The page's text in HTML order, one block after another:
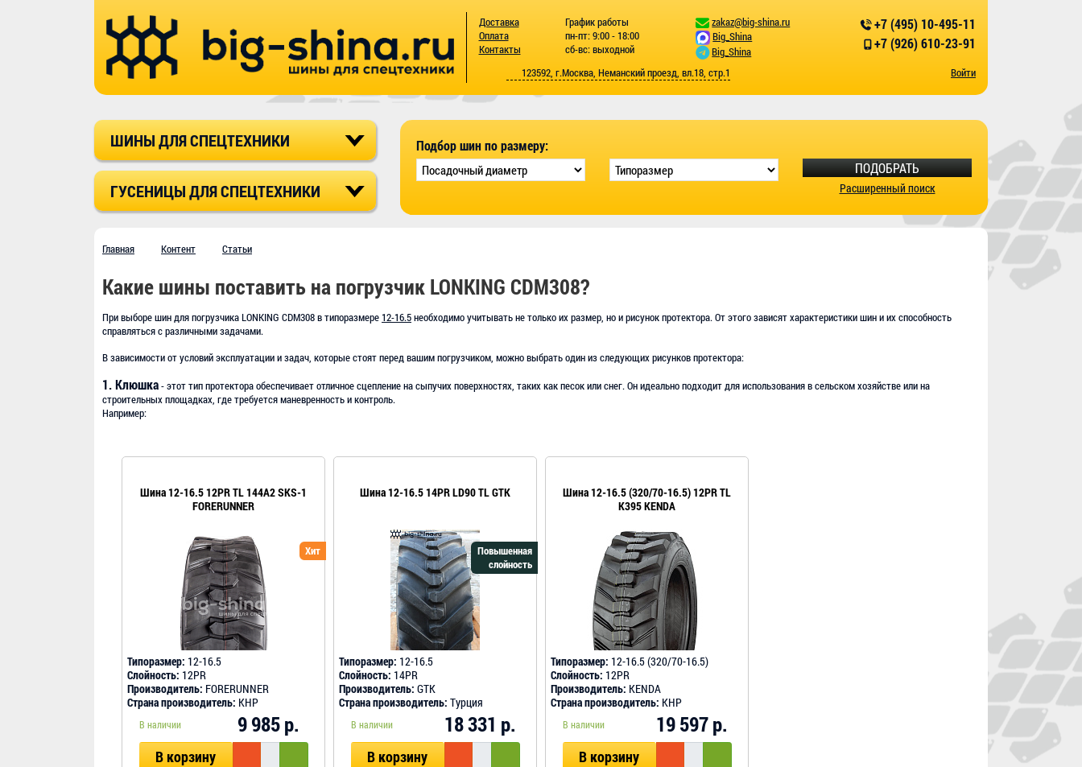
Доставка
Оплата
Контакты
График работы
пн-пт: 9:00 - 18:00
сб-вс: выходной
zakaz@big-shina.ru
Big_Shina
Big_Shina
+7 (495) 10-495-11
+7 (926) 610-23-91
123592, г.Москва, Неманский проезд, вл.18, стр.1 Войти
ШИНЫ ДЛЯ СПЕЦТЕХНИКИ
ГУСЕНИЦЫ ДЛЯ СПЕЦТЕХНИКИ
Подбор шин по размеру:
ПОДОБРАТЬ
Расширенный поиск
Главная Контент Статьи
Какие шины поставить на погрузчик LONKING CDM308?
При выборе шин для погрузчика LONKING CDM308 в типоразмере 12-16.5необходимо учитывать не только их размер, но и рисунок протектора. От этого зависят характеристики шин и их способность
справляться с различными задачами.
В зависимости от условий эксплуатации и задач, которые стоят перед вашим погрузчиком, можно выбрать один из следующих рисунков протектора:
1. Клюшка- этот тип протектора обеспечивает отличное сцепление на сыпучих поверхностях, таких как песок или снег. Он идеально подходит для использования в сельском хозяйстве или на
строительных площадках, где требуется маневренность и контроль.
Например:
Шина 12-16.5 12PR TL 144A2 SKS-1
FORERUNNER
Хит
Типоразмер: 12-16.5
Слойность: 12PR
Производитель: FORERUNNER
Страна производитель: КНР
В наличии 9 985 р.
В корзину
Шина 12-16.5 14PR LD90 TL GTK
Повышенная
слойность
Типоразмер: 12-16.5
Слойность: 14PR
Производитель: GTK
Страна производитель: Турция
В наличии 18 331 р.
В корзину
Шина 12-16.5 (320/70-16.5) 12PR TL
K395 KENDA
Типоразмер: 12-16.5 (320/70-16.5)
Слойность: 12PR
Производитель: KENDA
Страна производитель: КНР
В наличии 19 597 р.
В корзину